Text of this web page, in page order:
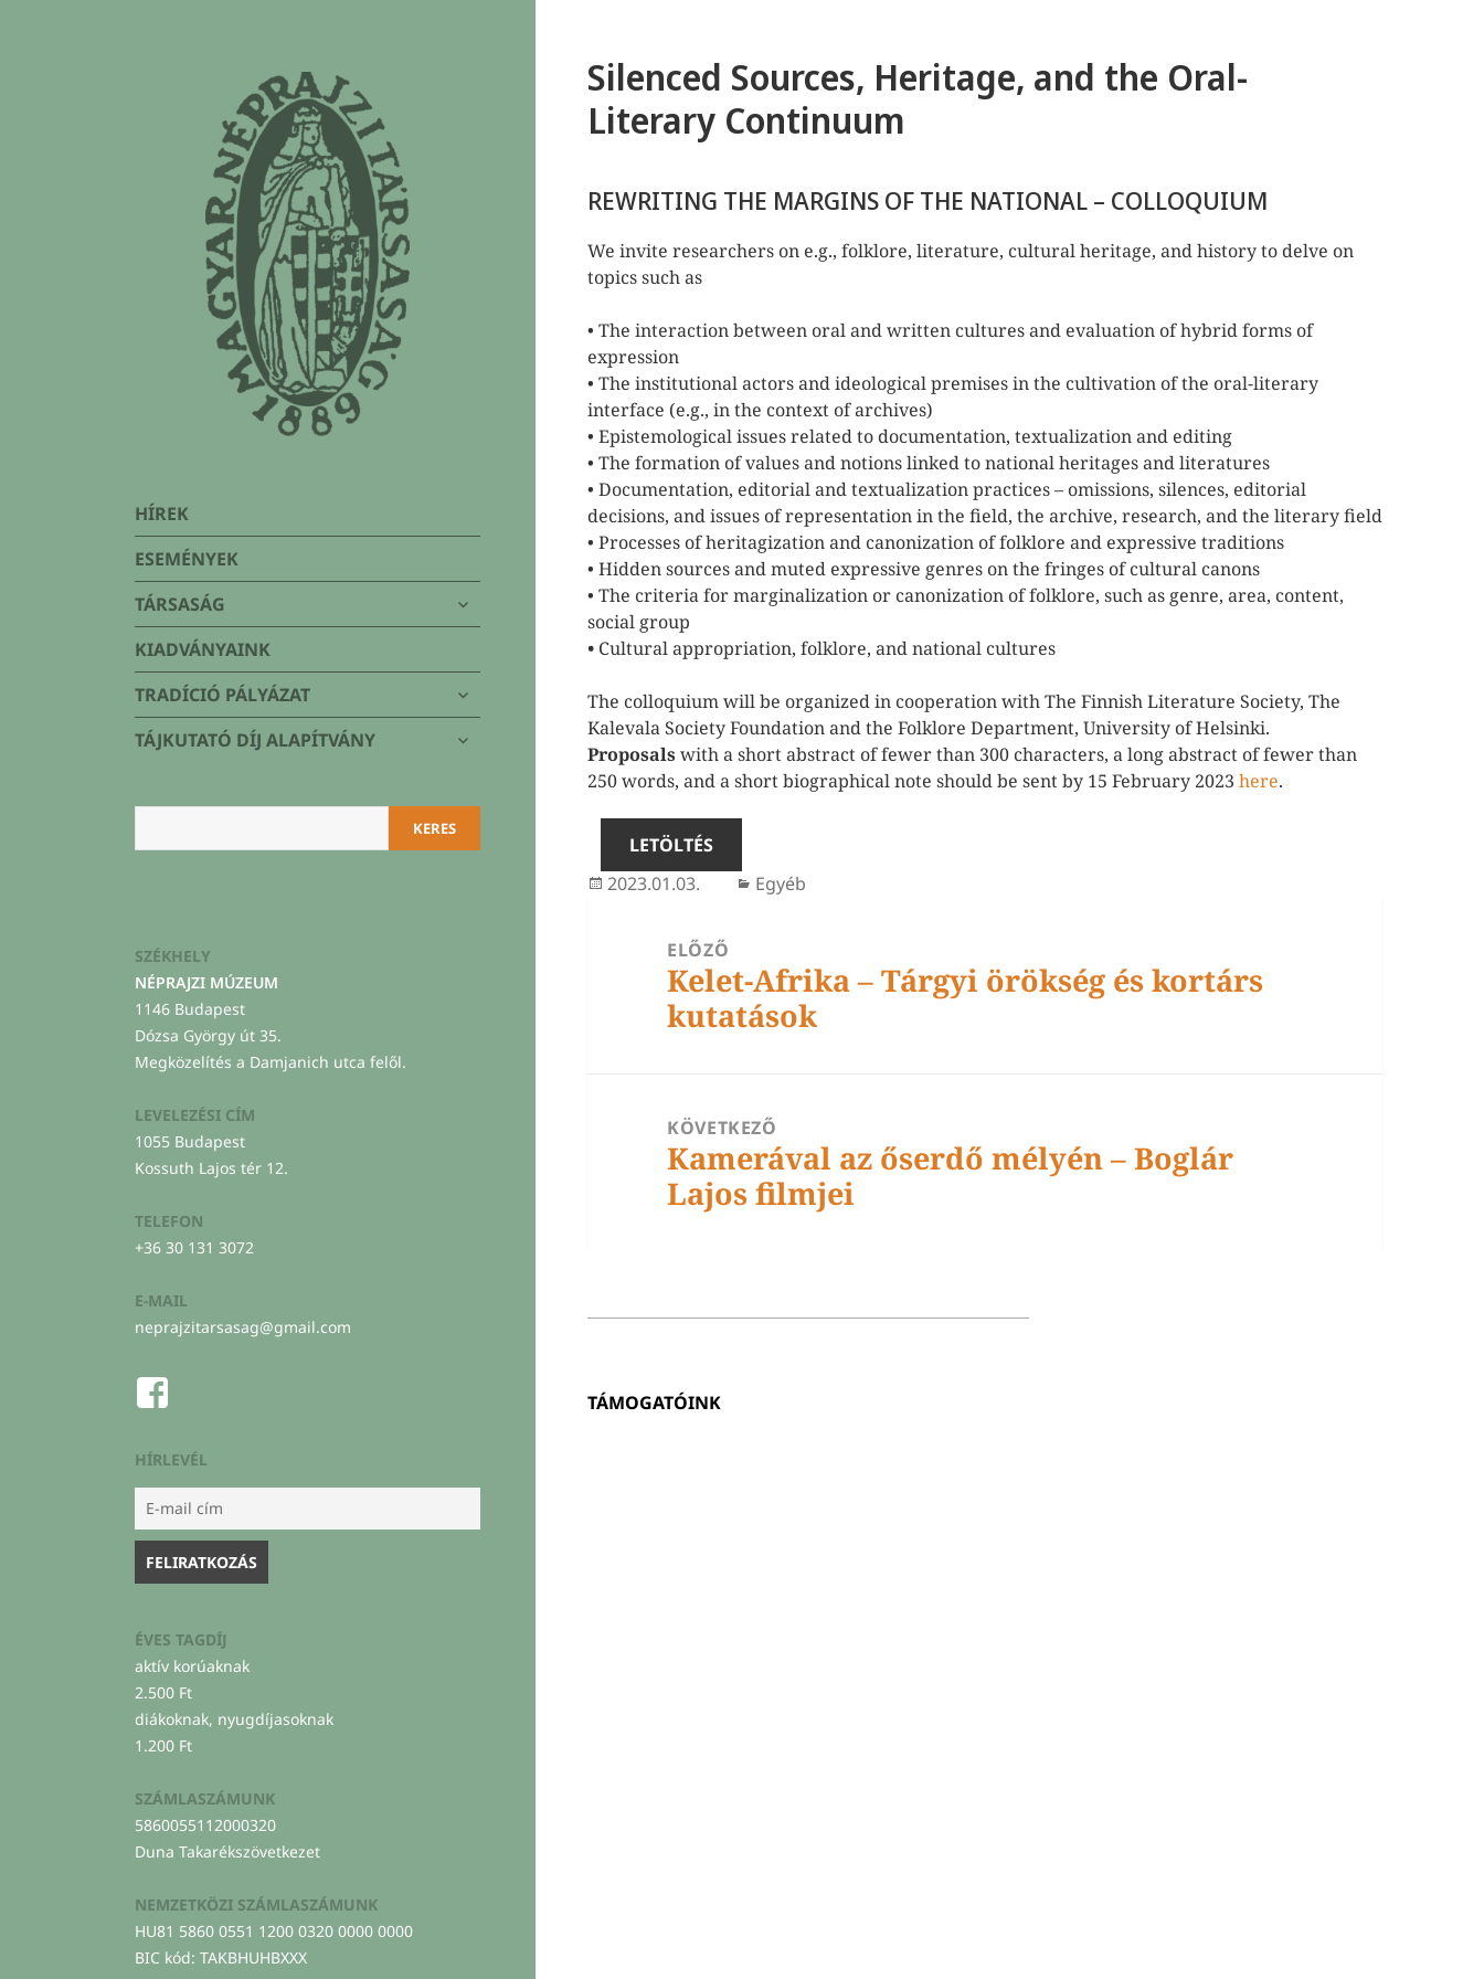
HÍREK
ESEMÉNYEK
TÁRSASÁG
almenü
szétnyitása
KIADVÁNYAINK
TRADÍCIÓ PÁLYÁZAT
almenü
szétnyitása
TÁJKUTATÓ DÍJ ALAPÍTVÁNY
almenü
KERES
SZÉKHELY
NÉPRAJZI MÚZEUM
1146 Budapest
Dózsa György út 35.
Megközelítés a Damjanich utca felől.
LEVELEZÉSI CÍM
1055 Budapest
Kossuth Lajos tér 12.
TELEFON
+36 30 131 3072
E-MAIL
neprajzitarsasag@gmail.com
HÍRLEVÉL
ÉVES TAGDÍJ
aktív korúaknak
2.500 Ft
diákoknak, nyugdíjasoknak
1.200 Ft
SZÁMLASZÁMUNK
5860055112000320
Duna Takarékszövetkezet
NEMZETKÖZI SZÁMLASZÁMUNK
HU81 5860 0551 1200 0320 0000 0000
BIC kód: TAKBHUHBXXX
Silenced Sources, Heritage, and the Oral-
Literary Continuum
REWRITING THE MARGINS OF THE NATIONAL – COLLOQUIUM
We invite researchers on e.g., folklore, literature, cultural heritage, and history to delve on
topics such as
• The interaction between oral and written cultures and evaluation of hybrid forms of
expression
• The institutional actors and ideological premises in the cultivation of the oral-literary
interface (e.g., in the context of archives)
• Epistemological issues related to documentation, textualization and editing
• The formation of values and notions linked to national heritages and literatures
• Documentation, editorial and textualization practices – omissions, silences, editorial
decisions, and issues of representation in the field, the archive, research, and the literary field
• Processes of heritagization and canonization of folklore and expressive traditions
• Hidden sources and muted expressive genres on the fringes of cultural canons
• The criteria for marginalization or canonization of folklore, such as genre, area, content,
social group
• Cultural appropriation, folklore, and national cultures
The colloquium will be organized in cooperation with The Finnish Literature Society, The
Kalevala Society Foundation and the Folklore Department, University of Helsinki.
Proposalswith a short abstract of fewer than 300 characters, a long abstract of fewer than
250 words, and a short biographical note should be sent by 15 February 2023 here.
LETÖLTÉS
Közzétéve
2023.01.03. Kategória
Egyéb
NAVIGÁCIÓ
ELŐZŐ
Korábbi
bejegyzések:
Kelet-Afrika – Tárgyi örökség és kortárs
kutatások
KÖVETKEZŐ
Következő
bejegyzések:
Kamerával az őserdő mélyén – Boglár
Lajos filmjei
TÁMOGATÓINK